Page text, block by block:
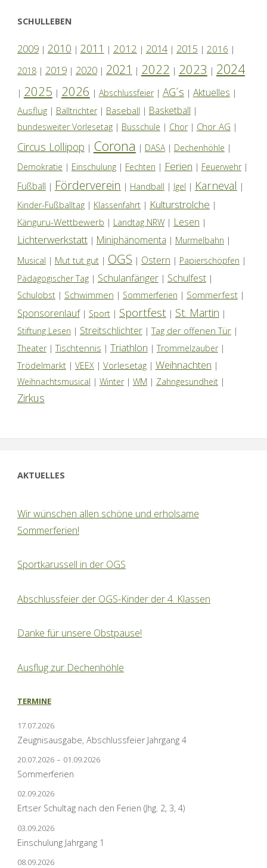
SCHULLEBEN
2009| 2010 | 2011 | 2012 | 2014| 2015 | 2016 |
2018| 2019| 2020| 2021 | 2022 | 2023 | 2024
| 2025 | 2026 | Abschlussfeier| AG´s | Aktuelles |
Ausflug| Balltrichter| Baseball | Basketball |
bundesweiter Vorlesetag| Busschule | Chor| Chor AG |
Circus Lollipop | Corona | DASA| Dechenhöhle |
Demokratie | Einschulung| Fechten | Ferien | Feuerwehr|
Fußball | Förderverein | Handball | Igel | Karneval |
Kinder-Fußballtag| Klassenfahrt| Kulturstrolche |
Känguru-Wettbewerb | Landtag NRW| Lesen |
Lichterwerkstatt| Miniphänomenta | Murmelbahn |
Musical | Mut tut gut| OGS | Ostern | Papierschöpfen |
Pädagogischer Tag| Schulanfänger| Schulfest|
Schulobst| Schwimmen | Sommerferien | Sommerfest|
Sponsorenlauf| Sport| Sportfest | St. Martin |
Stiftung Lesen | Streitschlichter|Tag der offenen Tür|
Theater|Tischtennis | Triathlon | Trommelzauber|
Trödelmarkt| VEEX| Vorlesetag| Weihnachten |
Weihnachtsmusical | Winter| WM | Zahngesundheit|
Zirkus
AKTUELLES
Wir wünschen allen schöne und erholsame
Sommerferien!
Sportkarussell in der OGS
Abschlussfeier der OGS-Kinder der 4. Klassen
Danke für unsere Obstpause!
Ausflug zur Dechenhöhle
TERMINE
17.07.2026
Zeugnisausgabe, Abschlussfeier Jahrgang 4
20.07.2026 – 01.09.2026
Sommerferien
02.09.2026
Ertser Schultag nach den Ferien (Jhg. 2, 3, 4)
03.09.2026
Einschulung Jahrgang 1
08.09.2026